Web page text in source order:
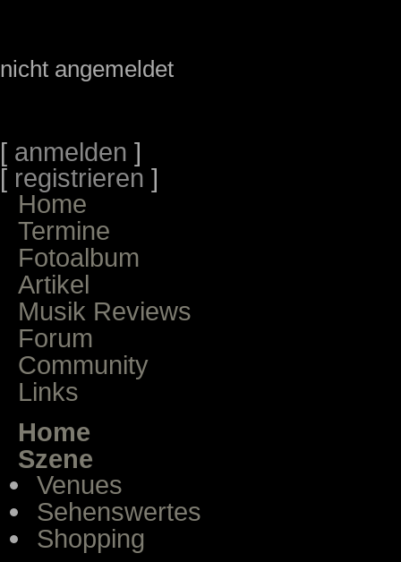
nicht angemeldet
[ anmelden ]
[ registrieren ]
Home
Termine
Fotoalbum
Artikel
Musik Reviews
Forum
Community
Links
Home
Szene
Venues
Sehenswertes
Shopping